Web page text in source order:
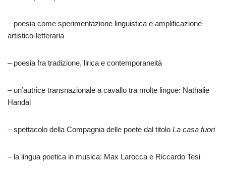
– poesia come sperimentazione linguistica e amplificazione
artistico-letteraria
– poesia fra tradizione, lirica e contemporaneità
– un’autrice transnazionale a cavallo tra molte lingue: Nathalie
Handal
– spettacolo della Compagnia delle poete dal titolo La casa fuori
– la lingua poetica in musica: Max Larocca e Riccardo Tesi